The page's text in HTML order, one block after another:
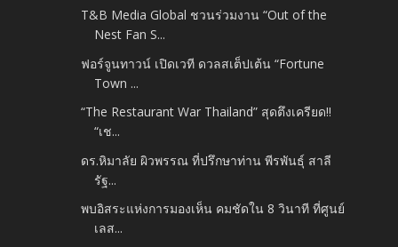
T&B Media Global ชวนร่วมงาน “Out of the
Nest Fan S...
ฟอร์จูนทาวน์ เปิดเวที ดวลสเต็ปเต้น “Fortune
Town ...
“The Restaurant War Thailand” สุดตึงเครียด!!
“เช...
ดร.หิมาลัย ผิวพรรณ ที่ปรึกษาท่าน พีรพันธุ์ สาลี
รัฐ...
พบอิสระแห่งการมองเห็น คมชัดใน 8 วินาที ที่ศูนย์
เลส...